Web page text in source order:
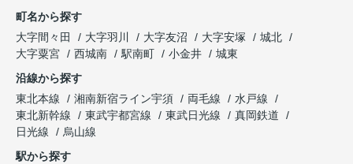
町名から探す
大字間々田
大字羽川 大字友沼 大字安塚
城北
大字粟宮
西城南 駅南町 小金井
城東
沿線から探す
東北本線
湘南新宿ライン宇須 両毛線
水戸線
東北新幹線
東武宇都宮線 東武日光線
真岡鉄道
日光線
烏山線
駅から探す